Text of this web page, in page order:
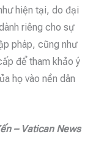
hiện tại, do đại
riêng cho sự
pháp, cũng như
để tham khảo ý
họ vào nền dân
– Vatican News